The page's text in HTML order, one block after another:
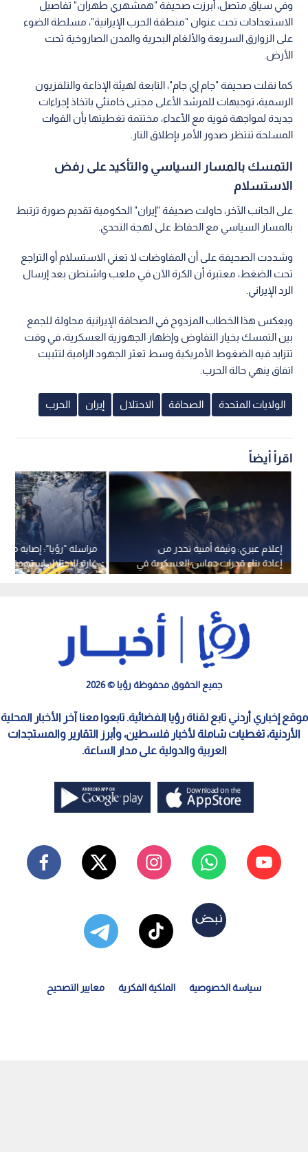
وفي سياق متصل، أبرزت صحيفة "همشهري طهران" تفاصيل
الاستعدادات تحت عنوان "منطقة الحرب الإيرانية"، مسلطة الضوء
على الزوارق السريعة والألغام البحرية والمدن الصاروخية تحت
الأرض.
كما نقلت صحيفة "جام إي جام"، التابعة لهيئة الإذاعة والتلفزيون
الرسمية، توجيهات للمرشد الأعلى مجتبى خامنئي باتخاذ إجراءات
جديدة لمواجهة قوية مع الأعداء، مختتمة تغطيتها بأن القوات
المسلحة تنتظر صدور الأمر بإطلاق النار.
التمسك بالمسار السياسي والتأكيد على رفض
الاستسلام
على الجانب الآخر، حاولت صحيفة "إيران" الحكومية تقديم صورة ترتبط
بالمسار السياسي مع الحفاظ على لهجة التحدي.
وشددت الصحيفة على أن المفاوضات لا تعني الاستسلام أو التراجع
تحت الضغط، معتبرة أن الكرة الآن في ملعب واشنطن بعد إرسال
الرد الإيراني.
ويعكس هذا الخطاب المزدوج في الصحافة الإيرانية محاولة للجمع
بين التمسك بخيار التفاوض وإظهار الجهوزية العسكرية، في وقت
تتزايد فيه الضغوط الأمريكية وسط تعثر الجهود الرامية لتثبيت
اتفاق ينهي حالة الحرب.
الولايات المتحدة الصحافة الاحتلال إيران الحرب
اقرأ أيضاً
مراسلة "رؤيا": إصابة
غارة للاحتلال استهدفت
المدني ببلدة تول في
إعلام عبري: وثيقة أمنية تحذر من
إعادة بناء قدرات حماس العسكرية في
غزة
جميع الحقوق محفوظة رؤيا © 2026
موقع إخباري أردني تابع لقناة رؤيا الفضائية. تابعوا معنا آخر الأخبار المحلية
الأردنية، تغطيات شاملة لأخبار فلسطين، وأبرز التقارير والمستجدات
العربية والدولية على مدار الساعة.
سياسة الخصوصية الملكية الفكرية معايير التصحيح